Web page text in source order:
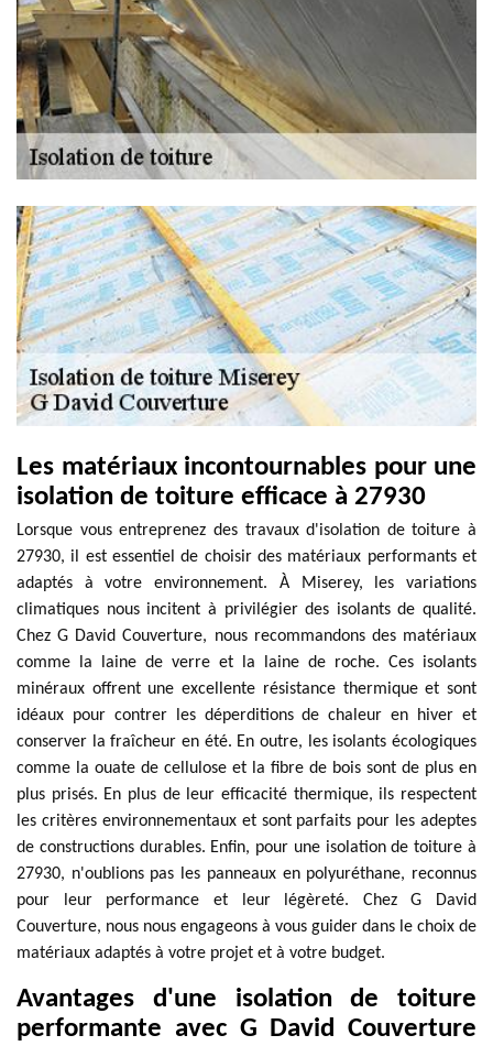
Les matériaux incontournables pour une
isolation de toiture efficace à 27930
Lorsque vous entreprenez des travaux d'isolation de toiture à
27930, il est essentiel de choisir des matériaux performants et
adaptés à votre environnement. À Miserey, les variations
climatiques nous incitent à privilégier des isolants de qualité.
Chez G David Couverture, nous recommandons des matériaux
comme la laine de verre et la laine de roche. Ces isolants
minéraux offrent une excellente résistance thermique et sont
idéaux pour contrer les déperditions de chaleur en hiver et
conserver la fraîcheur en été. En outre, les isolants écologiques
comme la ouate de cellulose et la fibre de bois sont de plus en
plus prisés. En plus de leur efficacité thermique, ils respectent
les critères environnementaux et sont parfaits pour les adeptes
de constructions durables. Enfin, pour une isolation de toiture à
27930, n'oublions pas les panneaux en polyuréthane, reconnus
pour leur performance et leur légèreté. Chez G David
Couverture, nous nous engageons à vous guider dans le choix de
matériaux adaptés à votre projet et à votre budget.
Avantages d'une isolation de toiture
performante avec G David Couverture